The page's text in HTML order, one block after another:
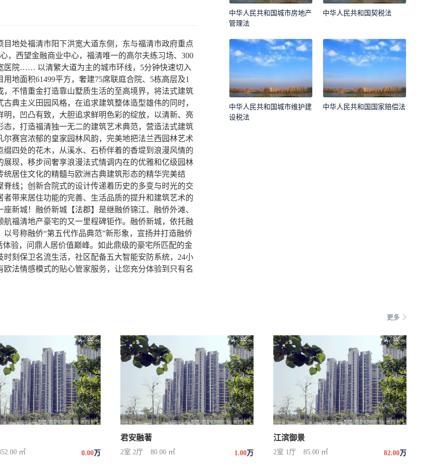
地处福清市阳下洪宽大道东侧，东与福清市政府重点
，西望金融商业中心，福清唯一的高尔夫练习场、300
医院…… 以清繁大道为主的城市环线，5分钟快速切入
地面积61499平方，奢建75席联庭合院、5栋高层及1
不惜重金打造靠山墅质生活的至高境界，将法式建筑
典主义田园风格，在追求建筑整体造型雄伟的同时，
，凹凸有致，大胆追求鲜明色彩的绽放，以清新、亮
，打造福清独一无二的建筑艺术典范，营造法式建筑
赛宫浓郁的皇家园林风韵，完美地把法兰西园林艺术
四处的花木，从溪水、石桥伴着的香堤到浪漫风情的
现，移步间奢享浪漫法式情调内在的优雅和亿级园林
居住文化的精髓与欧洲古典建筑形态的精华完美结
线；创新合院式的设计传递着历史的多变与时光的交
带来居住功能的完善、生活品质的提升和建筑艺术的
新城！融侨新城【法郡】是继融侨锦江、融侨外滩、
福清地产豪宅的又一里程碑钜作。融侨新城，依托融
号称融侨“第五代作品典范”新形象，宣扬并打造融侨
验，问鼎人居价值巅峰。如此鼎级的豪宅所匹配的金
刻保卫名流生活，社区配备五大智能安防系统，24小
法情感模式的贴心管家服务，让您充分体验到只有名
中华人民共和国城市房地产
管理法
中华人民共和国契税法
中华人民共和国城市维护建
设税法
中华人民共和国国家赔偿法
更多
㎡ 0.00万
君安融著
2室 2厅 80.00 ㎡ 1.00万
江滨御景
2室 1厅 85.00 ㎡ 82.00万